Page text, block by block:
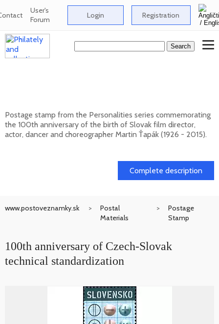
User's
Forum Login Registration
Postage stamp from the Personalities series commemorating
the 100th anniversary of the birth of Slovak film director,
actor, dancer and choreographer Martin Ťapák (1926 - 2015).
Complete description
www.postoveznamky.sk
Postal
Materials
Postage
Stamp
100th anniversary of Czech-Slovak
technical standardization